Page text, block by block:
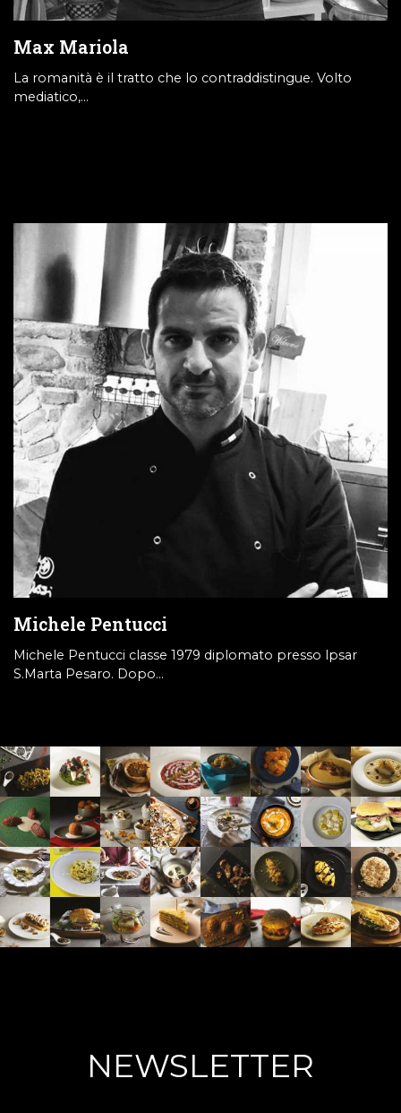
Max Mariola
La romanità è il tratto che lo contraddistingue. Volto
mediatico,…
Michele Pentucci
Michele Pentucci classe 1979 diplomato presso lpsar
S.Marta Pesaro. Dopo…
NEWSLETTER